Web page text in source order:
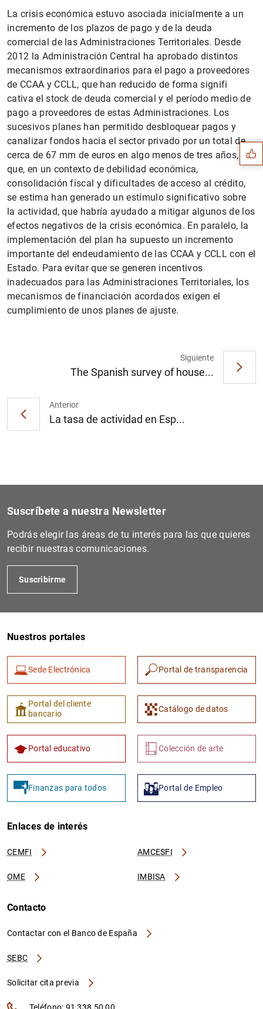
La crisis económica estuvo asociada inicialmente a un
incremento de los plazos de pago y de la deuda
comercial de las Administraciones Territoriales. Desde
2012 la Administración Central ha aprobado distintos
mecanismos extraordinarios para el pago a proveedores
de CCAA y CCLL, que han reducido de forma signifi
cativa el stock de deuda comercial y el período medio de
pago a proveedores de estas Administraciones. Los
sucesivos planes han permitido desbloquear pagos y
canalizar fondos hacia el sector privado por un total de
cerca de 67 mm de euros en algo menos de tres años,
que, en un contexto de debilidad económica,
consolidación fiscal y dificultades de acceso al crédito,
se estima han generado un estímulo significativo sobre
la actividad, que habría ayudado a mitigar algunos de los
efectos negativos de la crisis económica. En paralelo, la
implementación del plan ha supuesto un incremento
importante del endeudamiento de las CCAA y CCLL con el
Estado. Para evitar que se generen incentivos
inadecuados para las Administraciones Territoriales, los
mecanismos de financiación acordados exigen el
cumplimiento de unos planes de ajuste.
Anterior
La tasa de actividad en Esp...
Siguiente
The Spanish survey of house...
Sugerencias
Suscríbete a nuestra Newsletter
Podrás elegir las áreas de tu interés para las que quieres
recibir nuestras comunicaciones.
Suscribirme
Nuestros portales
Sede Electrónica Portal de transparencia
Portal del cliente
bancario
Catálogo de datos
Portal educativo Colección de arte
Finanzas para todos Portal de Empleo
Enlaces de interés
CEMFI AMCESFI
OME IMBISA
Contacto
Contactar con el Banco de España
SEBC
Solicitar cita previa
Teléfono: 91 338 50 00